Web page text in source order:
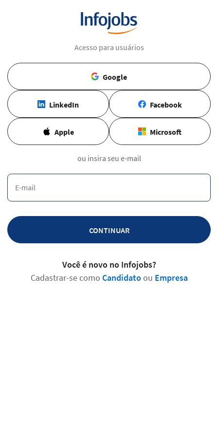
Acesso para usuários
Google
LinkedIn Facebook
Apple Microsoft
ou insira seu e-mail
CONTINUAR
Você é novo no Infojobs?
Cadastrar-se como Candidatoou Empresa